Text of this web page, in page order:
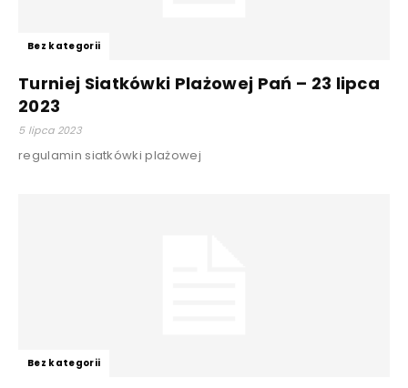
Bez kategorii
Turniej Siatkówki Plażowej Pań – 23 lipca
2023
5 lipca 2023
regulamin siatkówki plażowej
Bez kategorii